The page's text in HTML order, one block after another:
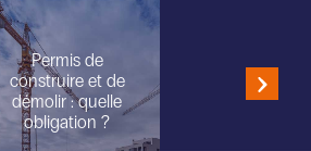
Permis de
construire et de
démolir : quelle
obligation ?